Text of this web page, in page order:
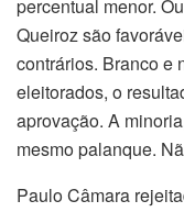
percentual menor.
Queiroz são
contrários. Branco e
eleitorados, o
aprovação. A
mesmo palanque.
Paulo Câmara